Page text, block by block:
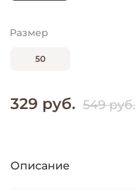
Размер
50
329 руб. 549 руб.
Описание